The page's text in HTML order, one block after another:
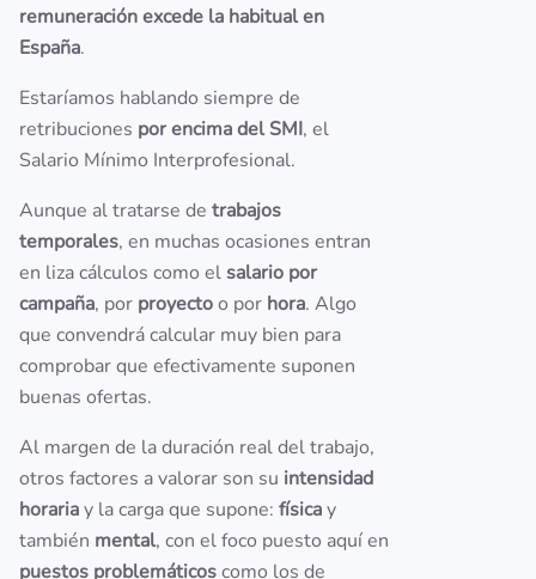
remuneración excede la habitual en
España.
Estaríamos hablando siempre de
retribuciones por encima del SMI, el
Salario Mínimo Interprofesional.
Aunque al tratarse de trabajos
temporales, en muchas ocasiones entran
en liza cálculos como elsalario por
campaña, por proyectoo por hora. Algo
que convendrá calcular muy bien para
comprobar que efectivamente suponen
buenas ofertas.
Al margen de la duración real del trabajo,
otros factores a valorar son su intensidad
horariay la carga que supone: físicay
también mental, con el foco puesto aquí en
puestos problemáticoscomo los de